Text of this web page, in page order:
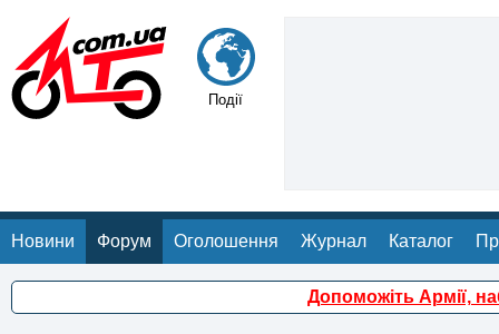
Події
Новини Форум Оголошення Журнал Каталог
Допоможіть Армії,